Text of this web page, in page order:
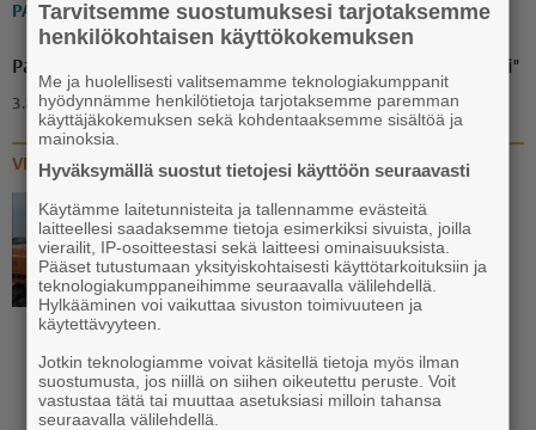
PAKINAT
Pakina: "Ammuu! Eräänä iltana puuttuva palanen löytyi"
3.8. 18:00
VIDEOT
Video: Vanhan liikuntasalin
katoaminen Euran
koulukeskuksen katukuvasta
käynnistyi
Tarvitsemme suostumuksesi tarjotaksemme
henkilökohtaisen käyttökokemuksen
Me ja huolellisesti valitsemamme teknologiakumppanit
hyödynnämme henkilötietoja tarjotaksemme paremman
käyttäjäkokemuksen sekä kohdentaaksemme sisältöä ja
mainoksia.
Hyväksymällä suostut tietojesi käyttöön seuraavasti
Käytämme laitetunnisteita ja tallennamme evästeitä
laitteellesi saadaksemme tietoja esimerkiksi sivuista, joilla
vierailit, IP-osoitteestasi sekä laitteesi ominaisuuksista.
Pääset tutustumaan yksityiskohtaisesti käyttötarkoituksiin ja
teknologiakumppaneihimme seuraavalla välilehdellä.
Hylkääminen voi vaikuttaa sivuston toimivuuteen ja
käytettävyyteen.
Jotkin teknologiamme voivat käsitellä tietoja myös ilman
suostumusta, jos niillä on siihen oikeutettu peruste. Voit
vastustaa tätä tai muuttaa asetuksiasi milloin tahansa
seuraavalla välilehdellä.